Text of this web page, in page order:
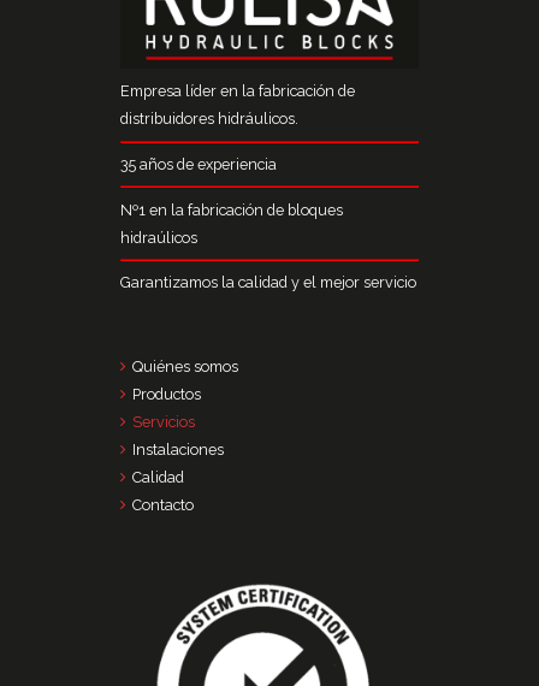
Empresa líder en la fabricación de
distribuidores hidráulicos.
35 años de experiencia
Nº1 en la fabricación de bloques
hidraúlicos
Garantizamos la calidad y el mejor servicio
Quiénes somos
Productos
Servicios
Instalaciones
Calidad
Contacto